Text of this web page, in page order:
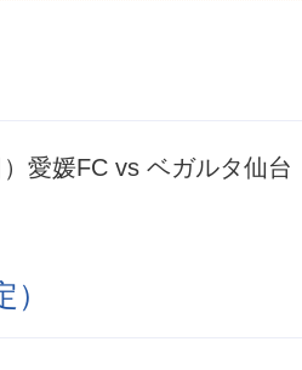
愛媛FC vs ベガルタ仙台